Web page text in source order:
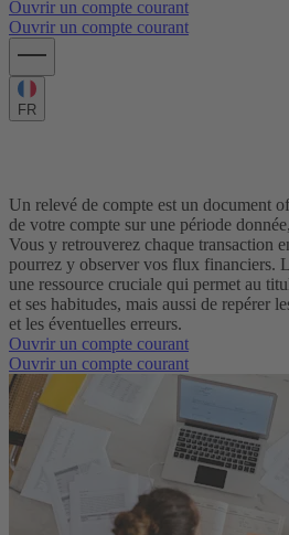
Ouvrir un compte courant
Ouvrir un compte courant
FR
Un relevé de compte est un document
de votre compte sur une période
Vous y retrouverez chaque transaction
pourrez y observer vos flux financiers.
une ressource cruciale qui permet au
et ses habitudes, mais aussi de repérer
et les éventuelles erreurs.
Ouvrir un compte courant
Ouvrir un compte courant